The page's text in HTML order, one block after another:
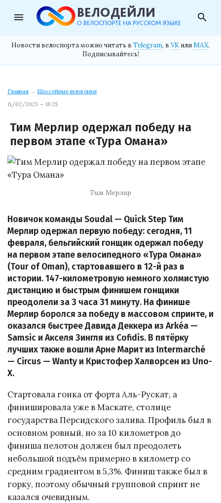
menu search
Новости велоспорта можно читать в Telegram, в VK илиMAX.
Подписывайтесь!
Главная → Шоссейные велогонки
11/02/2023 — 16:25
Тим Мерлир одержал победу на
первом этапе «Тура Омана»
Тим Мерлир
Новичок команды Soudal — Quick Step Тим
Мерлир одержал первую победу: сегодня, 11
февраля, бельгийский гонщик одержал победу
на первом этапе велосипедного «Тура Омана»
(Tour of Oman), стартовавшего в 12-й раз в
истории. 147-километровую немного холмистую
дистанцию и быстрым финишем гонщики
преодолели за 3 часа 31 минуту. На финише
Мерлир боролся за победу в массовом спринте, и
оказался быстрее Давида Деккера из Arkéa —
Samsic и Акселя Зингля из Cofidis. В пятёрку
лучших также вошли Арне Марит из Intermarché
— Circus — Wanty и Кристофер Халворсен из Uno-
X.
Стартовала гонка от форта Аль-Рускат, а
финишировала уже в Маскате, столице
государства Персидского залива. Профиль был в
основном ровный, но за 10 километров до
финиша пелотон должен был преодолеть
небольшой подъём примерно в километр со
средним градиентом в 5,3%. Финиш также был в
горку, поэтому обычный групповой спринт не
казался очевидным.